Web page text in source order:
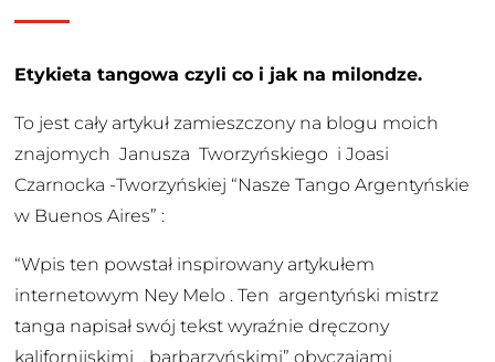
Etykieta tangowa czyli co i jak na milondze.
To jest cały artykuł zamieszczony na blogu moich
znajomych Janusza Tworzyńskiego i Joasi
Czarnocka -Tworzyńskiej “Nasze Tango Argentyńskie
w Buenos Aires” :
“Wpis ten powstał inspirowany artykułem
internetowym Ney Melo . Ten argentyński mistrz
tanga napisał swój tekst wyraźnie dręczony
kalifornijskimi „barbarzyńskimi” obyczajami